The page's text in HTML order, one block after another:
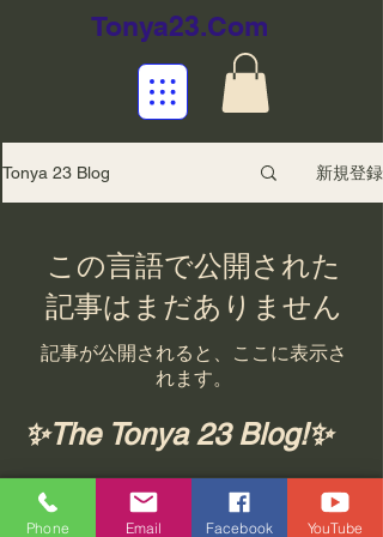
Tonya23.Com
Tonya 23 Blog 新規登録
この言語で公開された
記事はまだありません
記事が公開されると、ここに表示さ
れます。
✨The Tonya 23 Blog!✨
Wellness Solution Info
Phone Email Facebook YouTube